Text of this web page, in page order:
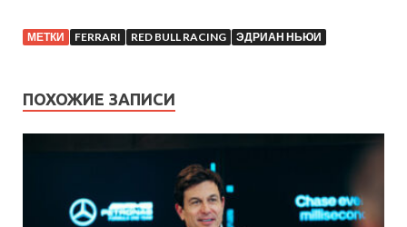
МЕТКИ FERRARI RED BULL RACING ЭДРИАН НЬЮИ
ПОХОЖИЕ ЗАПИСИ